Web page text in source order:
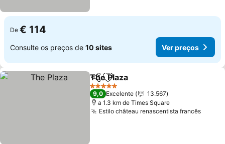
De € 114
Consulte os preços de 10 sites Ver preços
PartilharAdicionar aos favoritos
The Plaza
5 Estrelas
9,0 Excelente
13.567
a 1.3 km de Times Square
Estilo château renascentista francêsVer